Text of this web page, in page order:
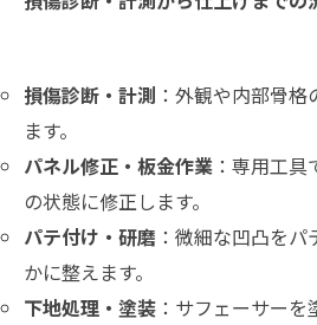
損傷診断・計測 ：外観や内部骨
ます。
パネル修正・板金作業 ：専用工
の状態に修正します。
パテ付け・研磨 ：微細な凹凸を
かに整えます。
下地処理・塗装 ：サフェーサー